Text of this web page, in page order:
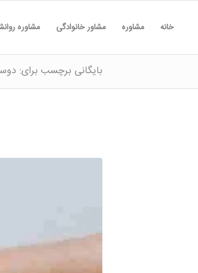
خانه مشاوره مشاور خانوادگی مشاوره
بایگانی برچسب برای: